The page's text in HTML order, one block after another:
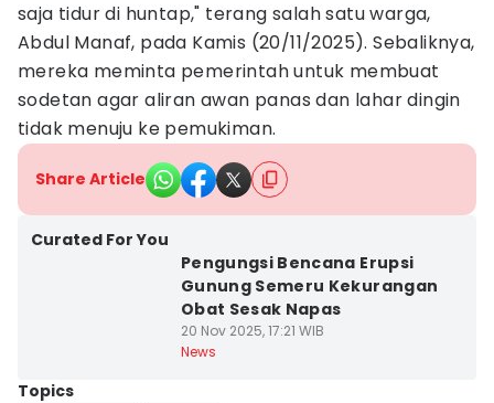
saja tidur di huntap," terang salah satu warga,
Abdul Manaf, pada Kamis (20/11/2025). Sebaliknya,
mereka meminta pemerintah untuk membuat
sodetan agar aliran awan panas dan lahar dingin
tidak menuju ke pemukiman.
Share Article
Curated For You
Pengungsi Bencana Erupsi
Gunung Semeru Kekurangan
Obat Sesak Napas
20 Nov 2025, 17:21 WIB
News
Topics